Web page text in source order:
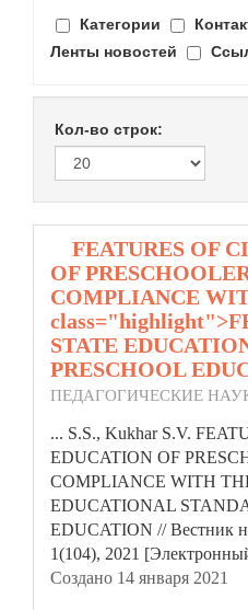
Категории
Ленты новостей
Кол-во строк:
FEATURES OF
OF
COMPLIANCE
STATE
PRESCHOOL
ПЕДАГОГИЧЕСКИЕ
... S.S., Kukhar S.V.
EDUCATION OF
COMPLIANCE WITH
EDUCATIONAL
EDUCATION // Вестник
1(104), 2021
Создано 14 января 2021